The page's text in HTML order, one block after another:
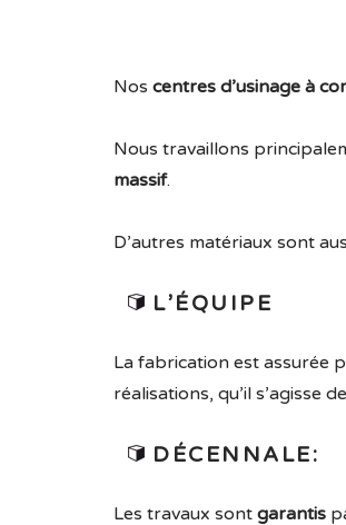
Nos centres d’usinage à
Nous travaillons
massif.
D’autres matériaux sont
L’ÉQUIPE
La fabrication est assurée
réalisations, qu’il s’agisse
DÉCENNALE:
Les travaux sont garantis